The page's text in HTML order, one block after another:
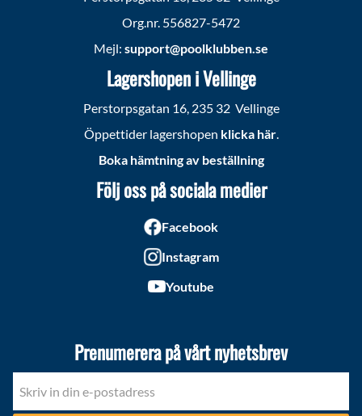
Org.nr. 556827-5472
Mejl: support@poolklubben.se
Lagershopen i Vellinge
Perstorpsgatan 16, 235 32 Vellinge
Öppettider lagershopen klicka här.
Boka hämtning av beställning
Följ oss på sociala medier
Facebook
Instagram
Youtube
Prenumerera på vårt nyhetsbrev